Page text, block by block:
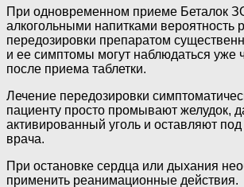
При одновременном приеме Беталок
алкогольными напитками вероятность
передозировки препаратом
и ее симптомы могут наблюдаться уже
после приема таблетки.
Лечение передозировки
пациенту просто промывают желудок,
активированный уголь и оставляют
врача.
При остановке сердца или дыхания
применить реанимационные действия.